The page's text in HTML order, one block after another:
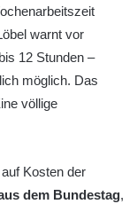
warnt vor
12 Stunden –
möglich. Das
völlige
Kosten der
dem Bundestag,